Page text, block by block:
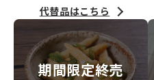
代替品はこちら
期間限定終売